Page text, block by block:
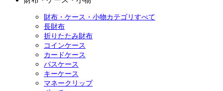
財布・ケース・小物カテゴリすべて
長財布
折りたたみ財布
コインケース
カードケース
パスケース
キーケース
マネークリップ